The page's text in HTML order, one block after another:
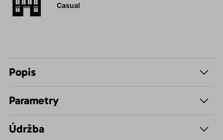
Casual
Popis
Parametry
Údržba